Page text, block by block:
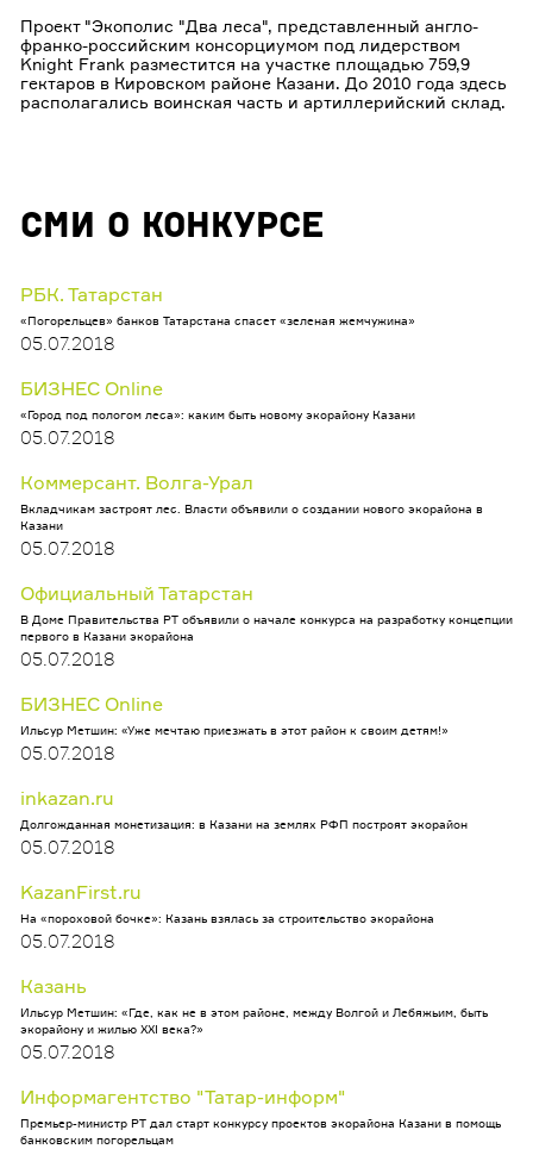
Проект "Экополис "Два леса", представленный англо-
франко-российским консорциумом под лидерством
Knight Frank разместится на участке площадью 759,9
гектаров в Кировском районе Казани. До 2010 года здесь
располагались воинская часть и артиллерийский склад.
СМИ о конкурсе
РБК. Татарстан
«Погорельцев» банков Татарстана спасет «зеленая жемчужина»
05.07.2018
БИЗНЕС Online
«Город под пологом леса»: каким быть новому экорайону Казани
05.07.2018
Коммерсант. Волга-Урал
Вкладчикам застроят лес. Власти объявили о создании нового экорайона в
Казани
05.07.2018
Официальный Татарстан
В Доме Правительства РТ объявили о начале конкурса на разработку концепции
первого в Казани экорайона
05.07.2018
БИЗНЕС Online
Ильсур Метшин: «Уже мечтаю приезжать в этот район к своим детям!»
05.07.2018
inkazan.ru
Долгожданная монетизация: в Казани на землях РФП построят экорайон
05.07.2018
KazanFirst.ru
На «пороховой бочке»: Казань взялась за строительство экорайона
05.07.2018
Казань
Ильсур Метшин: «Где, как не в этом районе, между Волгой и Лебяжьим, быть
экорайону и жилью XXI века?»
05.07.2018
Информагентство "Татар-информ"
Премьер-министр РТ дал старт конкурсу проектов экорайона Казани в помощь
банковским погорельцам